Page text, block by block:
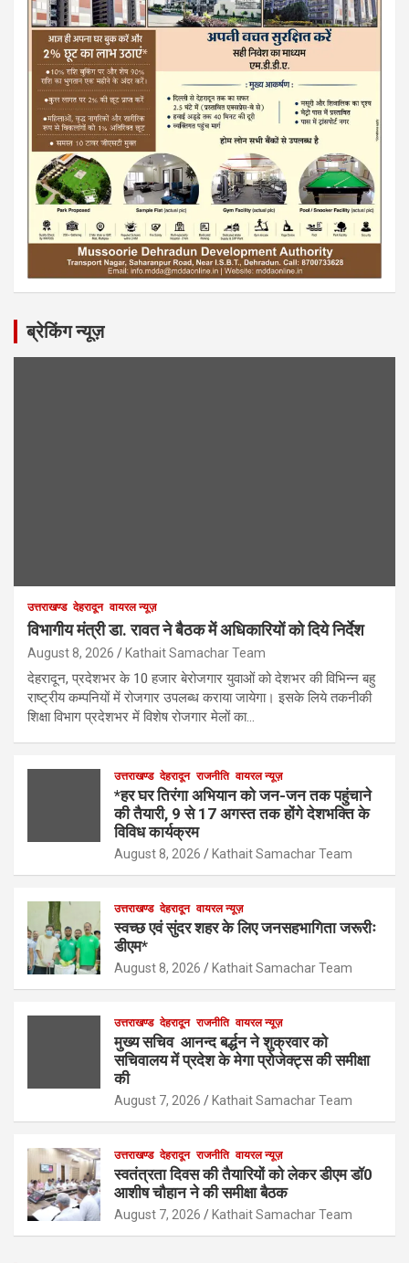
ब्रेकिंग न्यूज़
उत्तराखण्ड देहरादून वायरल न्यूज़
विभागीय मंत्री डा. रावत ने बैठक में अधिकारियों को दिये निर्देश
August 8, 2026 Kathait Samachar Team
देहरादून, प्रदेशभर के 10 हजार बेरोजगार युवाओं को देशभर की विभिन्न बहु
राष्ट्रीय कम्पनियों में रोजगार उपलब्ध कराया जायेगा। इसके लिये तकनीकी
शिक्षा विभाग प्रदेशभर में विशेष रोजगार मेलों का…
उत्तराखण्ड देहरादून राजनीति वायरल न्यूज़
*हर घर तिरंगा अभियान को जन-जन तक पहुंचाने
की तैयारी, 9 से 17 अगस्त तक होंगे देशभक्ति के
विविध कार्यक्रम
August 8, 2026 Kathait Samachar Team
उत्तराखण्ड देहरादून वायरल न्यूज़
स्वच्छ एवं सुंदर शहर के लिए जनसहभागिता जरूरीः
डीएम*
August 8, 2026 Kathait Samachar Team
उत्तराखण्ड देहरादून राजनीति वायरल न्यूज़
मुख्य सचिव आनन्द बर्द्धन ने शुक्रवार को
सचिवालय में प्रदेश के मेगा प्रोजेक्ट्स की समीक्षा
की
August 7, 2026 Kathait Samachar Team
उत्तराखण्ड देहरादून राजनीति वायरल न्यूज़
स्वतंत्रता दिवस की तैयारियों को लेकर डीएम डॉ0
आशीष चौहान ने की समीक्षा बैठक
August 7, 2026 Kathait Samachar Team